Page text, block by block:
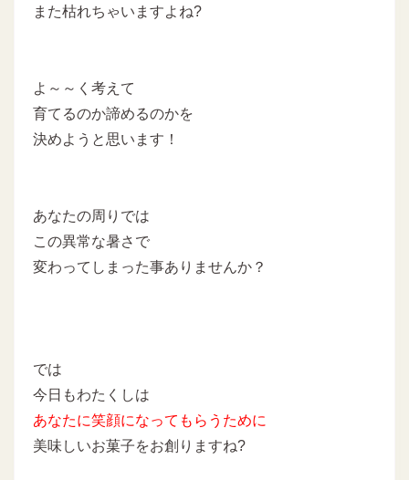
また枯れちゃいますよね?
よ～～く考えて
育てるのか諦めるのかを
決めようと思います！
あなたの周りでは
この異常な暑さで
変わってしまった事ありませんか？
では
今日もわたくしは
あなたに笑顔になってもらうために
美味しいお菓子をお創りますね?